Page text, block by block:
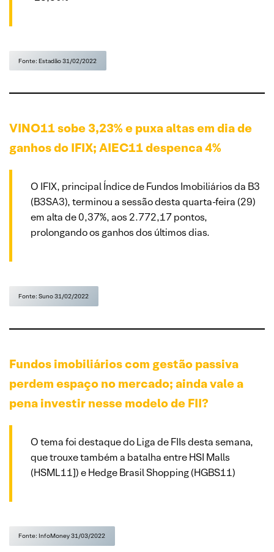
Fonte: Estadão 31/02/2022
VINO11 sobe 3,23% e puxa altas em dia de
ganhos do IFIX; AIEC11 despenca 4%
O IFIX, principal Índice de Fundos Imobiliários da B3
(B3SA3), terminou a sessão desta quarta-feira (29)
em alta de 0,37%, aos 2.772,17 pontos,
prolongando os ganhos dos últimos dias.
Fonte: Suno 31/02/2022
Fundos imobiliários com gestão passiva
perdem espaço no mercado; ainda vale a
pena investir nesse modelo de FII?
O tema foi destaque do Liga de FIIs desta semana,
que trouxe também a batalha entre HSI Malls
(HSML11]) e Hedge Brasil Shopping (HGBS11)
Fonte: InfoMoney 31/03/2022